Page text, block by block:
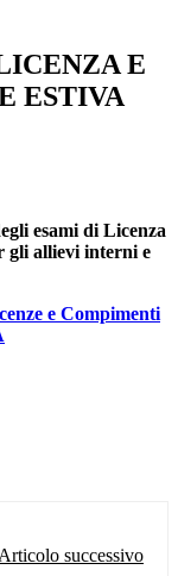
E
ESTIVA
esami di Licenza
gli allievi interni e
e Compimenti
Articolo successivo